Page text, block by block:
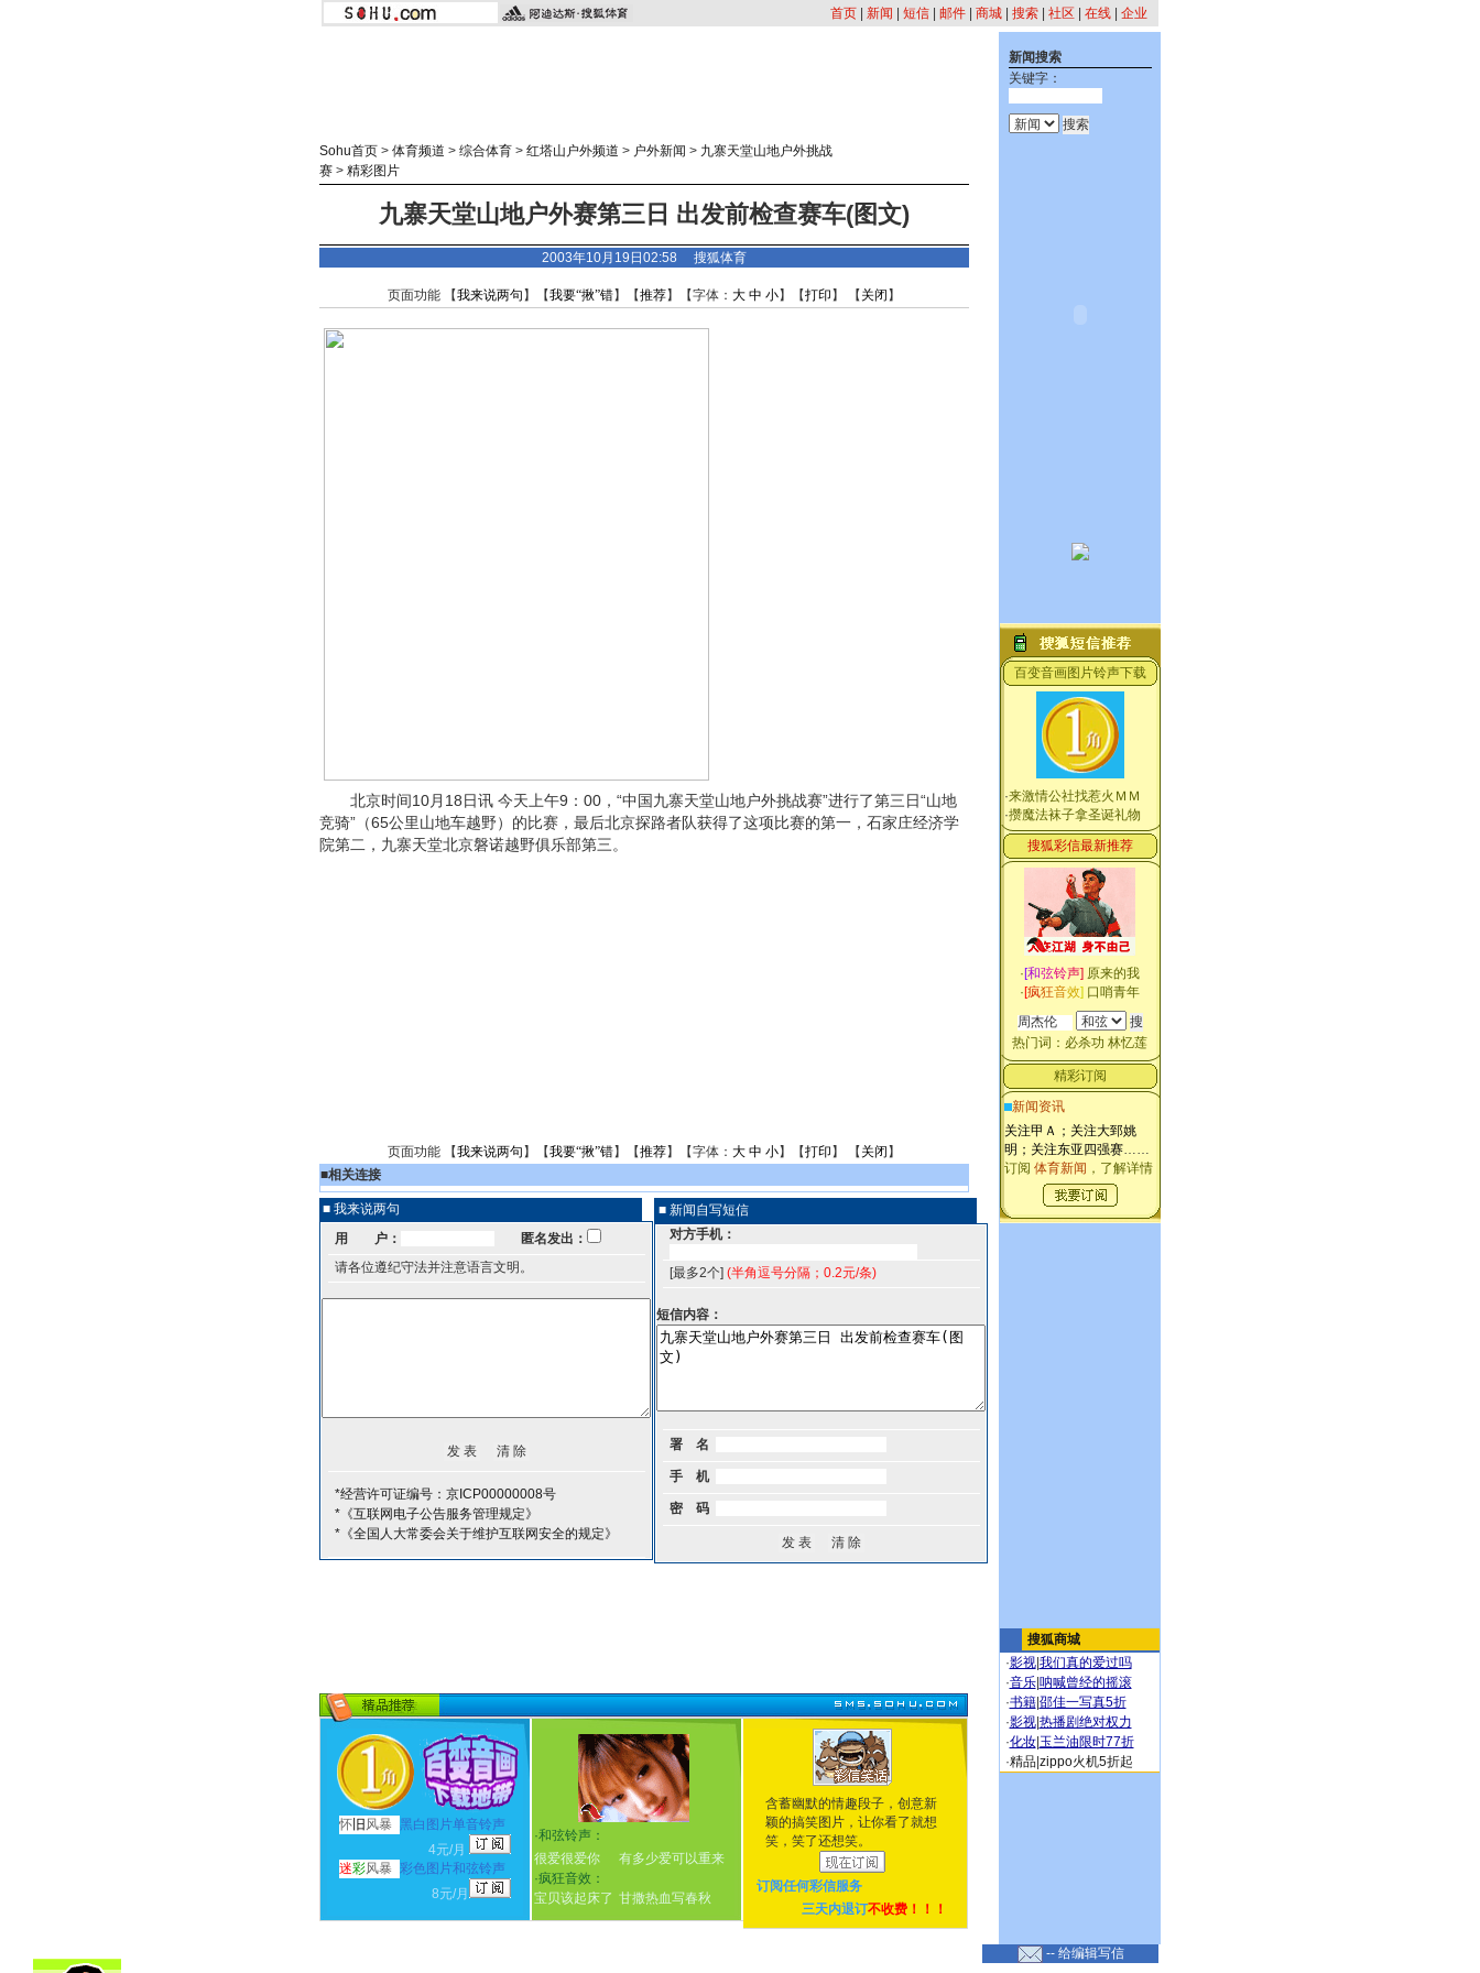
首页 新闻 短信 邮件 商城 搜索 社区 在线 企业
Sohu首页 > 体育频道 > 综合体育 > 红塔山户外频道 > 户外新闻 > 九寨天堂山地户外挑战
赛 > 精彩图片
九寨天堂山地户外赛第三日 出发前检查赛车(图文)
2003年10月19日02:58 搜狐体育
页面功能 【我来说两句 】【我要“揪”错】【推荐】【字体： 大 中 小】【打印 】 【 关闭 】
北京时间10月18日讯 今天上午9：00，“中国九寨天堂山地户外挑战赛”进行了第三日“山地
竞骑”（65公里山地车越野）的比赛，最后北京探路者队获得了这项比赛的第一，石家庄经济学
院第二，九寨天堂北京磐诺越野俱乐部第三。
页面功能 【我来说两句 】【我要“揪”错】【推荐】【字体： 大 中 小】【打印 】 【 关闭 】
■相关连接
■ 我来说两句
用 户：
匿名发出：
请各位遵纪守法并注意语言文明。
*经营许可证编号：京ICP00000008号
*《互联网电子公告服务管理规定》
*《全国人大常委会关于维护互联网安全的规定》
■ 新闻自写短信
对方手机：
[最多2个] (半角逗号分隔；0.2元/条)
短信内容：
署 名
手 机
密 码
怀 旧 风暴
黑白图片单音铃声
4元/月
迷彩风暴 彩色图片和弦铃声
8元/月
·和弦铃声：
很爱很爱你
有多少爱可以重来
·疯狂音效：
宝贝该起床了 甘撒热血写春秋
含蓄幽默的情趣段子，创意新
颖的搞笑图片，让你看了就想
笑，笑了还想笑。
订阅任何彩信服务
三天内退订不收费！！！
新闻搜索
关键字：
百变音画图片铃声下载
·来激情公社找惹火ＭＭ
·攒魔法袜子拿圣诞礼物
搜狐彩信最新推荐
·[和弦铃声] 原来的我
·[疯狂音效] 口哨青年
热门词： 必杀功 林忆莲
精彩订阅
新闻资讯
关注甲Ａ；关注大郅姚
明；关注东亚四强赛……
订阅 体育新闻 ，了解详情
搜狐商城
·影视| 我们真的爱过吗
·音乐| 呐喊曾经的摇滚
·书籍| 邵佳一写真5折
·影视| 热播剧绝对权力
·化妆| 玉兰油限时77折
·精品| zippo火机5折起
-- 给编辑写信